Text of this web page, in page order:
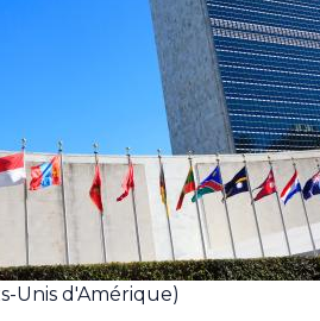
Unis d'Amérique)